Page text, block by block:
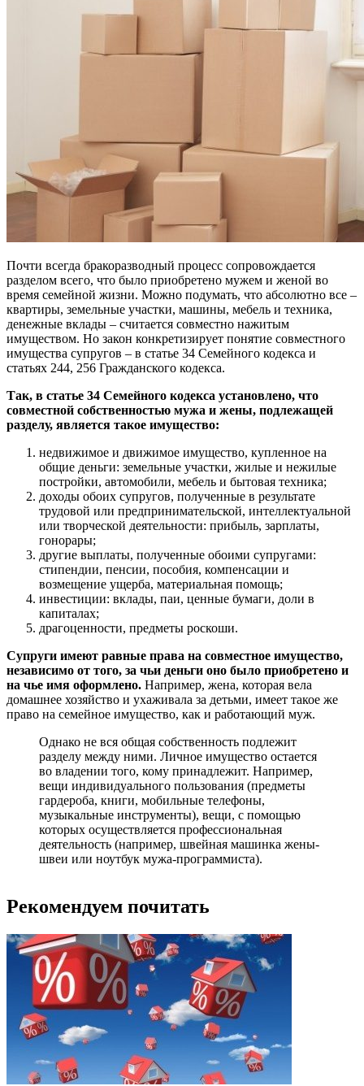
Почти всегда бракоразводный процесс сопровождается
разделом всего, что было приобретено мужем и женой во
время семейной жизни. Можно подумать, что абсолютно все –
квартиры, земельные участки, машины, мебель и техника,
денежные вклады – считается совместно нажитым
имуществом. Но закон конкретизирует понятие совместного
имущества супругов – в статье 34 Семейного кодекса и
статьях 244, 256 Гражданского кодекса.
Так, в статье 34 Семейного кодекса установлено, что
совместной собственностью мужа и жены, подлежащей
разделу, является такое имущество:
недвижимое и движимое имущество, купленное на
общие деньги: земельные участки, жилые и нежилые
постройки, автомобили, мебель и бытовая техника;
доходы обоих супругов, полученные в результате
трудовой или предпринимательской, интеллектуальной
или творческой деятельности: прибыль, зарплаты,
гонорары;
другие выплаты, полученные обоими супругами:
стипендии, пенсии, пособия, компенсации и
возмещение ущерба, материальная помощь;
инвестиции: вклады, паи, ценные бумаги, доли в
капиталах;
драгоценности, предметы роскоши.
Супруги имеют равные права на совместное имущество,
независимо от того, за чьи деньги оно было приобретено и
на чье имя оформлено. Например, жена, которая вела
домашнее хозяйство и ухаживала за детьми, имеет такое же
право на семейное имущество, как и работающий муж.
Однако не вся общая собственность подлежит
разделу между ними. Личное имущество остается
во владении того, кому принадлежит. Например,
вещи индивидуального пользования (предметы
гардероба, книги, мобильные телефоны,
музыкальные инструменты), вещи, с помощью
которых осуществляется профессиональная
деятельность (например, швейная машинка жены-
швеи или ноутбук мужа-программиста).
Рекомендуем почитать